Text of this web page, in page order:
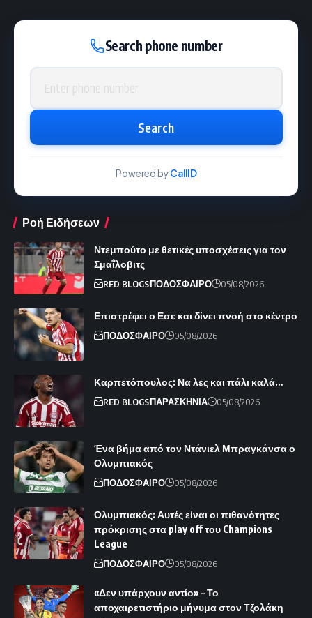
Search phone number
Phone number
Search
Powered byCallID
Ροή Ειδήσεων
Ντεμπούτο με θετικές υποσχέσεις για τον
Σμαΐλοβιτς
RED BLOGSΠΟΔΟΣΦΑΙΡΟ 05/08/2026
Επιστρέφει ο Εσε και δίνει πνοή στο κέντρο
ΠΟΔΟΣΦΑΙΡΟ 05/08/2026
Καρπετόπουλος: Να λες και πάλι καλά…
RED BLOGSΠΑΡΑΣΚΗΝΙΑ 05/08/2026
Ένα βήμα από τον Ντάνιελ Μπραγκάνσα ο
Ολυμπιακός
ΠΟΔΟΣΦΑΙΡΟ 05/08/2026
Ολυμπιακός: Αυτές είναι οι πιθανότητες
πρόκρισης στα play off του Champions
League
ΠΟΔΟΣΦΑΙΡΟ 05/08/2026
«Δεν υπάρχουν αντίο» – Το
αποχαιρετιστήριο μήνυμα στον Τζολάκη